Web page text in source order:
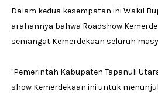
Dalam kedua kesempatan ini Wakil
arahannya bahwa Roadshow
semangat Kemerdekaan seluruh
"Pemerintah Kabupaten Tapanuli
show Kemerdekaan ini untuk